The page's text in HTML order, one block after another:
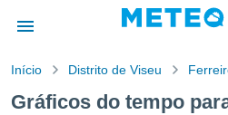
Início Distrito de Viseu
Gráficos do tempo